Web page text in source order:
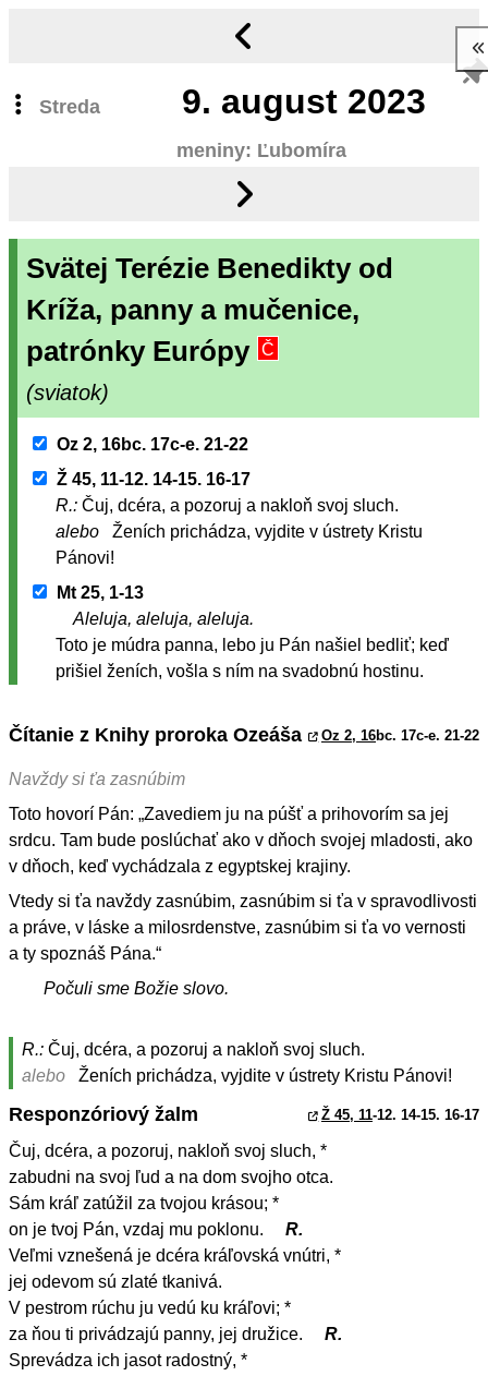
Streda 9. august 2023
meniny: Ľubomíra
Svätej Terézie Benedikty od
Kríža, panny a mučenice,
patrónky Európy Č
(sviatok)
Oz 2, 16bc. 17c-e. 21-22
Ž 45, 11-12. 14-15. 16-17
R.: Čuj, dcéra, a pozoruj a nakloň svoj sluch.
alebo
Ženích prichádza, vyjdite v ústrety Kristu
Pánovi!
Mt 25, 1-13
Aleluja, aleluja, aleluja.
Toto je múdra panna, lebo ju Pán našiel bedliť; keď
prišiel ženích, vošla s ním na svadobnú hostinu.
Čítanie z Knihy proroka Ozeáša Oz 2, 16bc. 17c-e. 21-22
Navždy si ťa zasnúbim
Toto hovorí Pán: „Zavediem ju na púšť a prihovorím sa jej
srdcu. Tam bude poslúchať ako v dňoch svojej mladosti, ako
v dňoch, keď vychádzala z egyptskej krajiny.
Vtedy si ťa navždy zasnúbim, zasnúbim si ťa v spravodlivosti
a práve, v láske a milosrdenstve, zasnúbim si ťa vo vernosti
a ty spoznáš Pána.“
Počuli sme Božie slovo.
R.: Čuj, dcéra, a pozoruj a nakloň svoj sluch.
alebo
Ženích prichádza, vyjdite v ústrety Kristu Pánovi!
Responzóriový žalm Ž 45, 11-12. 14-15. 16-17
Čuj, dcéra, a pozoruj, nakloň svoj sluch, *
zabudni na svoj ľud a na dom svojho otca.
Sám kráľ zatúžil za tvojou krásou; *
on je tvoj Pán, vzdaj mu poklonu.
R.
Veľmi vznešená je dcéra kráľovská vnútri, *
jej odevom sú zlaté tkanivá.
V pestrom rúchu ju vedú ku kráľovi; *
za ňou ti privádzajú panny, jej družice.
R.
Sprevádza ich jasot radostný, *